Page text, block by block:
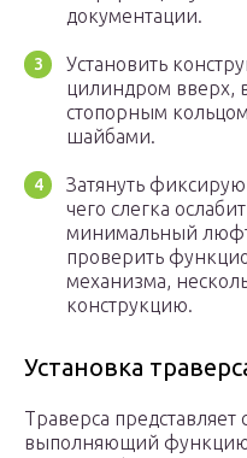
документации.
Установить
цилиндром вверх,
стопорным
шайбами.
Затянуть
чего слегка
минимальный
проверить
механизма,
конструкцию.
Установка
Траверса
выполняющий